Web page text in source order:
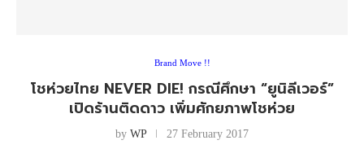
Brand Move !!
โชห่วยไทย NEVER DIE! กรณีศึกษา “ยูนิลีเวอร์”
เปิดร้านติดดาว เพิ่มศักยภาพโชห่วย
by WP 27 February 2017